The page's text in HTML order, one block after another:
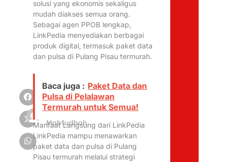
Alfina
Mahfudhoh
solusi yang ekonomis sekaligus
mudah diakses semua orang.
Sebagai agen PPOB lengkap,
LinkPedia menyediakan berbagai
produk digital, termasuk paket data
dan pulsa di Pulang Pisau termurah.
Baca juga : Paket Data dan
Pulsa di Pelalawan
Termurah untuk Semua!
Manfaat Langsung dari LinkPedia
LinkPedia mampu menawarkan
paket data dan pulsa di Pulang
Pisau termurah melalui strategi